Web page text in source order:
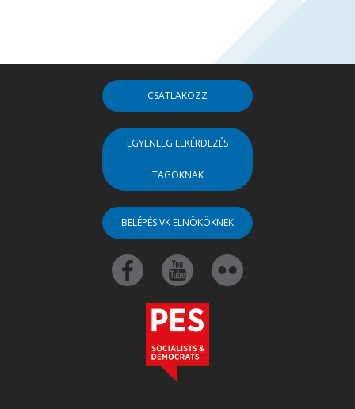
CSATLAKOZZ
EGYENLEG LEKÉRDEZÉS
TAGOKNAK
BELÉPÉS VK ELNÖKÖKNEK